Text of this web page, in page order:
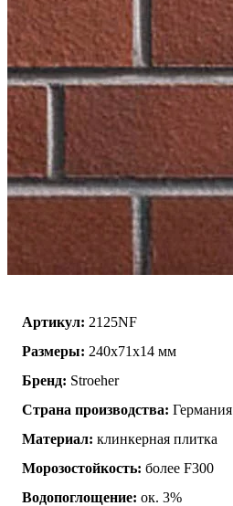
Артикул: 2125NF
Размеры: 240x71x14 мм
Бренд: Stroeher
Страна производства: Германия
Материал: клинкерная плитка
Морозостойкость: более F300
Водопоглощение: ок. 3%